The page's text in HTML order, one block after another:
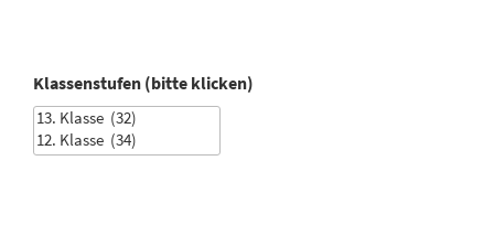
Klassenstufen (bitte klicken)